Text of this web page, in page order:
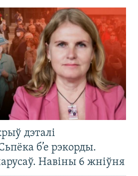
дэталі
б’е рэкорды.
Навіны 6 жніўня